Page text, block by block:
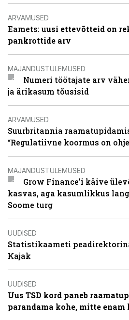
ARVAMUSED
Eamets: uusi ettevõtteid on
pankrottide arv
MAJANDUSTULEMUSED
Numeri töötajate arv
ja ärikasum tõusisid
ARVAMUSED
Suurbritannia
“Regulatiivne koormus on
MAJANDUSTULEMUSED
Grow Finance’i käive
kasvas, aga kasumlikkus
Soome turg
UUDISED
Statistikaameti
Kajak
UUDISED
Uus TSD kord paneb
parandama kohe, mitte enam